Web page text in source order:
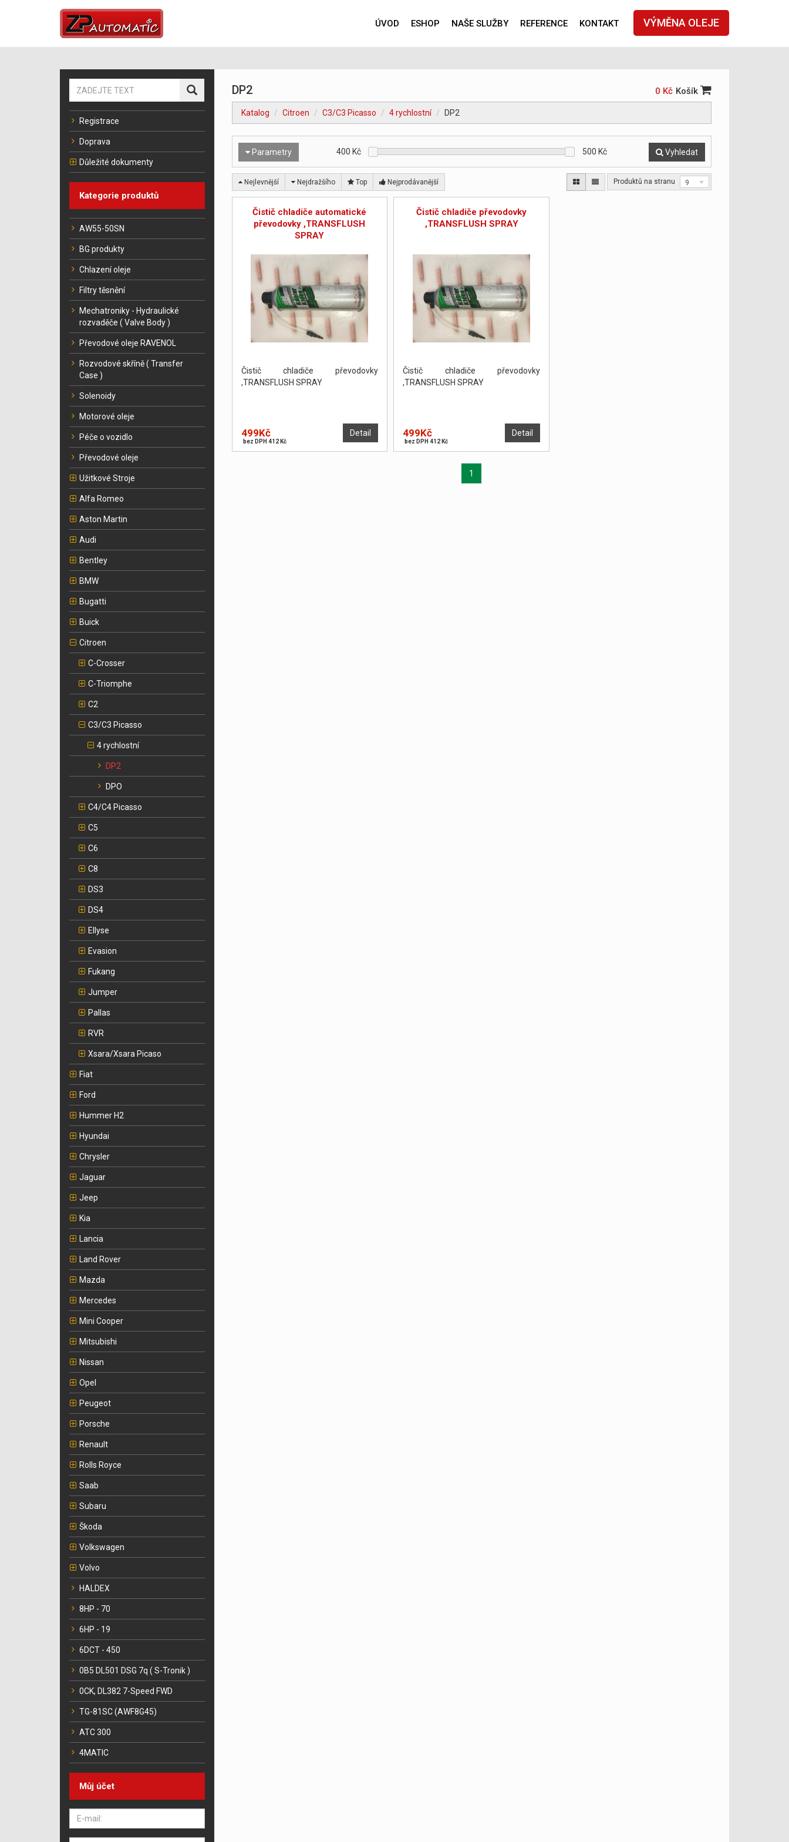
VÝMĚNA OLEJE
ÚVOD ESHOP NAŠE SLUŽBY REFERENCE KONTAKT
Registrace
Doprava
Důležité dokumenty
Kategorie produktů
AW55-50SN
BG produkty
Chlazení oleje
Filtry těsnění
Mechatroniky - Hydraulické
rozvaděče ( Valve Body )
Převodové oleje RAVENOL
Rozvodové skříně ( Transfer
Case )
Solenoidy
Motorové oleje
Péče o vozidlo
Převodové oleje
Užitkové Stroje
Alfa Romeo
Aston Martin
Audi
Bentley
BMW
Bugatti
Buick
Citroen
C-Crosser
C-Triomphe
C2
C3/C3 Picasso
4 rychlostní
DP2
DPO
C4/C4 Picasso
C5
C6
C8
DS3
DS4
Ellyse
Evasion
Fukang
Jumper
Pallas
RVR
Xsara/Xsara Picaso
Fiat
Ford
Hummer H2
Hyundai
Chrysler
Jaguar
Jeep
Kia
Lancia
Land Rover
Mazda
Mercedes
Mini Cooper
Mitsubishi
Nissan
Opel
Peugeot
Porsche
Renault
Rolls Royce
Saab
Subaru
Škoda
Volkswagen
Volvo
HALDEX
8HP - 70
6HP - 19
6DCT - 450
0B5 DL501 DSG 7q ( S-Tronik )
0CK, DL382 7-Speed FWD
TG-81SC (AWF8G45)
ATC 300
4MATIC
Můj účet
DP2 0 Kč Košík
Katalog Citroen C3/C3 Picasso 4 rychlostní DP2
Parametry 400 Kč 500 Kč Vyhledat
Nejlevnější Nejdražšího Top Nejprodávanější Produktů na stranu 9
Čistič chladiče automatické
převodovky ,TRANSFLUSH
SPRAY
Čistič chladiče převodovky
,TRANSFLUSH SPRAY
Detail
499Kč
bez DPH 412 Kč
Čistič chladiče převodovky
,TRANSFLUSH SPRAY
Čistič chladiče převodovky
,TRANSFLUSH SPRAY
Detail
499Kč
bez DPH 412 Kč
1